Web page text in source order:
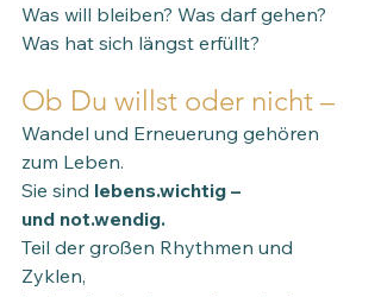
Was will bleiben? Was darf gehen?
Was hat sich längst erfüllt?
Ob Du willst oder nicht –
Wandel und Erneuerung gehören
zum Leben.
Sie sind lebens.wichtig –
und not.wendig.
Teil der großen Rhythmen und
Zyklen,